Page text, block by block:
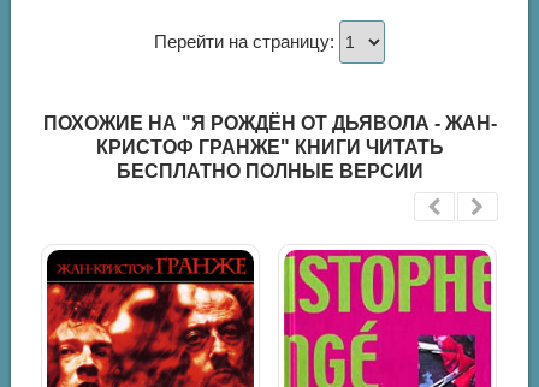
Перейти на страницу:
ПОХОЖИЕ НА "Я РОЖДЁН ОТ ДЬЯВОЛА - ЖАН-
КРИСТОФ ГРАНЖЕ" КНИГИ ЧИТАТЬ
БЕСПЛАТНО ПОЛНЫЕ ВЕРСИИ